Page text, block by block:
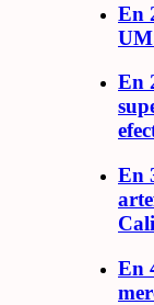
En
En
En
En